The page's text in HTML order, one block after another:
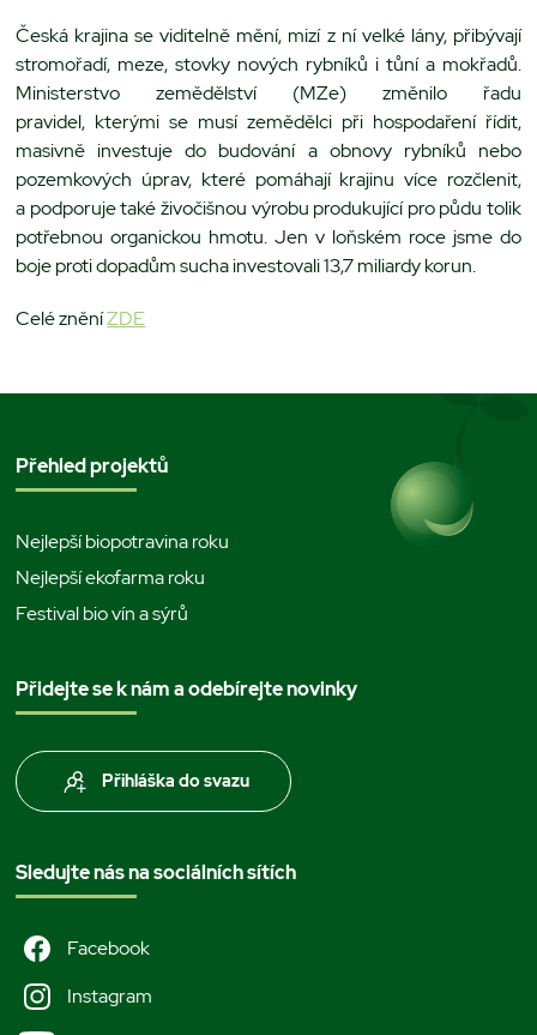
Česká krajina se viditelně mění, mizí z ní velké lány, přibývají
stromořadí, meze, stovky nových rybníků i tůní a mokřadů.
Ministerstvo zemědělství (MZe) změnilo řadu
pravidel, kterými se musí zemědělci při hospodaření řídit,
masivně investuje do budování a obnovy rybníků nebo
pozemkových úprav, které pomáhají krajinu více rozčlenit,
a podporuje také živočišnou výrobu produkující pro půdu tolik
potřebnou organickou hmotu. Jen v loňském roce jsme do
boje proti dopadům sucha investovali 13,7 miliardy korun.
Celé zněníZDE
Přehled projektů
Nejlepší biopotravina roku
Nejlepší ekofarma roku
Festival bio vín a sýrů
Přidejte se k nám a odebírejte novinky
Přihláška do svazu
Sledujte nás na sociálních sítích
Facebook
Instagram